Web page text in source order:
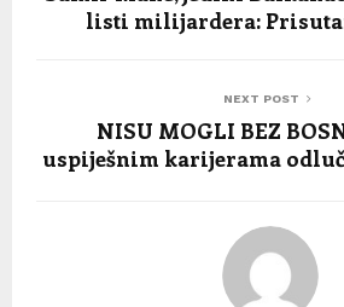
listi milijardera:
NEXT POST
NISU MOGLI BEZ
uspiješnim karijerama